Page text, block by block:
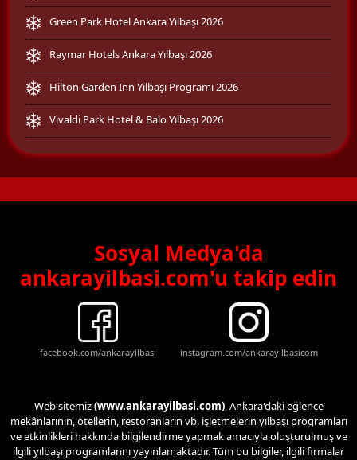
Green Park Hotel Ankara Yılbaşı 2026
Raymar Hotels Ankara Yılbaşı 2026
Hilton Garden Inn Yılbaşı Programı 2026
Vivaldi Park Hotel & Balo Yılbaşı 2026
Sosyal Medya'da
ankarayilbasi.com'u takip edin
facebook.com/ankarayilbasi instagram.com/ankarayilbasicom
Web sitemiz(www.ankarayilbasi.com), Ankara'daki eğlence
mekânlarının, otellerin, restoranların vb. işletmelerin yılbaşı programları
ve etkinlikleri hakkında bilgilendirme yapmak amacıyla oluşturulmuş ve
ilgili yılbaşı programlarını yayınlamaktadır. Tüm bu bilgiler, ilgili firmalar